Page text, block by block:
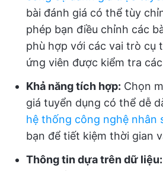
bài đánh giá có thể tùy
phép bạn điều chỉnh các
phù hợp với các vai trò cụ
ứng viên được kiểm tra
Khả năng tích hợp: Chọn
giá tuyển dụng có thể dễ
hệ thống công nghệ nhân
bạn để tiết kiệm thời gian
Thông tin dựa trên dữ liệu: